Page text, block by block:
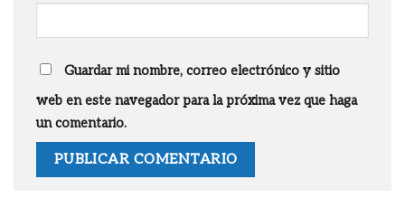
Guardar mi nombre, correo electrónico y sitio
web en este navegador para la próxima vez que haga
un comentario.